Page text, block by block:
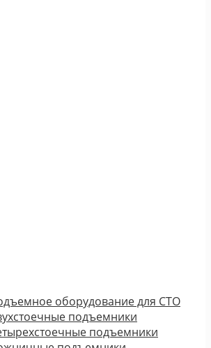
оборудование для СТО
подъемники
подъемники